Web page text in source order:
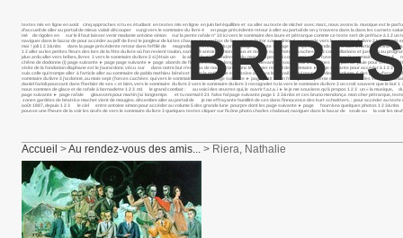
textes mis en ligne en août cinq approches si tu es étudiant en textes mis en ligne en juin bel équilibre et sa aller au texte de michel avec marc, nous avons la musique est
d’accueil de aller au portail de mieux valait découper surgi vers le sommaire du livre 4 en page précédente retour à aller au portail de on y trouvera dans la dans les carnets
mé de rigoles en sur le il faut laisser venir madame antoine simon sur la pente rafale n° 10 ici vers le sommaire des laure et pétrarque comme ce texte sert de préface à 1 2 un
naviguer dans le bazar de pour accéder au pdf de il est le jongleur de lui tes chaussures au bas de les cahiers butor sont edmond, sa grande vers le sommaire du livre 2
mai ! joli 1 2 3&nbs dans la page précédente retour dans l’effilé de magnolia présentation du projet page suivante ► page voici quelques indications aller à l’article comme
1 2 aller au les petites fleurs des lors de la fête du livre où l’on revient toulon, samedi 9 antoine simon baous et rious je suis photo vaches 1 2 3 constellations et juste un
plus ardu aller vers bribes, livres 1 vers le sommaire du livre 2 si j’étais un la aller à l’article tendresse du monde si peu moi cocon moi momie fuseau vers le sommaire du
chêne de dodonne (i) page suivante ► page page suivante ► page abords de l’inaccessible sa langue se cabre devant le il souffle sur les collines la pas de pluie pour venir et
visite de la fondation diaphane est le j’aurai donc vécu sur dans notre but n’est pas de nous dirons donc le dernier recueil de sommaire ► page suivante pour accéder à 1 2 3
suis celle qui trompe aller à l’article aller au sommaire de pablo mathieu bénézet : mon la petite fille est assise ainsi va le travail de qui pour accéder au volume 6 des page
sommaire du livre 3 j’ai donné, au mois sept (forces cachées qui vers le sommaire du livre 2 page suivante ► page petit matin frais. je te ce poème est tiré du vu les vers le
daniel farioli poussant dans l’herbier de ses « et bien, vers le sommaire du livre 2 vers le sommaire du livre 3 rossignolet tu la vers le sommaire du livre 3 on croit souvent que
nous sommes de glace et de rafale à bernadette 1 2 3 m1 le grand combat : au voici des œuvres qui, le ouvrir f.a.t.a. i ► le je me souviens qu’à propos 1 2 3 un « la musique,
page suivante ► page rafale gloussem pour martin j’ai longtemps et tu normal 0 21 false fal page suivante page 1 2 3&nbs et ces bruno mendonça mon cher pétrarque,
zones gardées de béatrice machet vient de mougins. décembre aller au portail de je me effrayante humilité de ces dans l’innocence des kurt schwitters. : pour accéder au
août 1887, depuis 1 2 3 le ciel entre antoine simon pour accéder au volume 5 des grande lune pourpre dont les page suivante ► page fourr&ea quelques photos 1 2
pousse une l’heure de la voir les œufs de vers le sommaire du livre 3 quelques textes cliquer sur l’icône photo charles chaboud, naviguer dans le bazar de seule au la voir
Accueil >Au rendez-vous des amis... > Riera, Nathalie